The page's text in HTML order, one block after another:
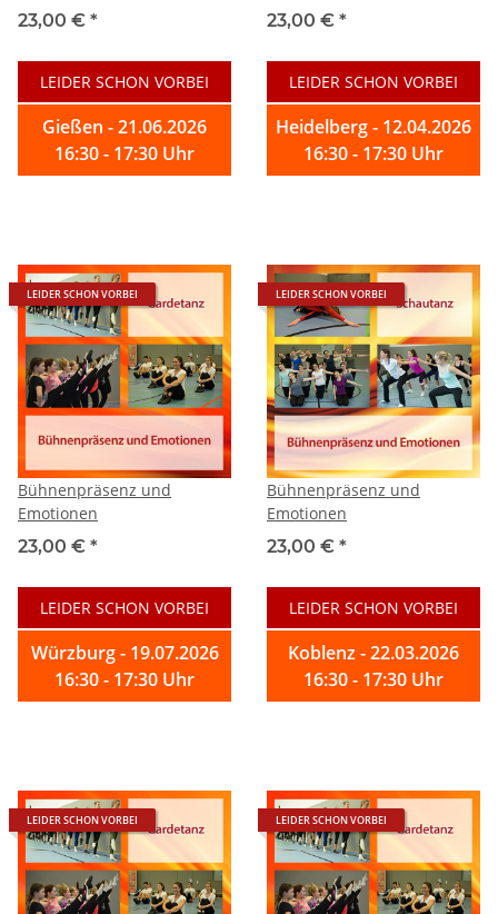
23,00 € *
LEIDER SCHON VORBEI
Gießen - 21.06.2026
16:30 - 17:30 Uhr
23,00 € *
LEIDER SCHON VORBEI
Heidelberg - 12.04.2026
16:30 - 17:30 Uhr
LEIDER SCHON VORBEI
Bühnenpräsenz und
Emotionen
23,00 € *
LEIDER SCHON VORBEI
Würzburg - 19.07.2026
16:30 - 17:30 Uhr
LEIDER SCHON VORBEI
Bühnenpräsenz und
Emotionen
23,00 € *
LEIDER SCHON VORBEI
Koblenz - 22.03.2026
16:30 - 17:30 Uhr
LEIDER SCHON VORBEI LEIDER SCHON VORBEI